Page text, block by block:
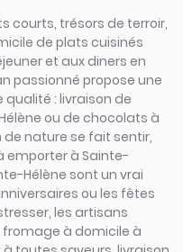
courts, trésors de terroir,
de plats cuisinés
et aux diners en
passionné propose une
: livraison de
ou de chocolats à
de nature se fait sentir,
emporter à Sainte-
Hélène sont un vrai
ou les fêtes
les artisans
fromage à domicile à